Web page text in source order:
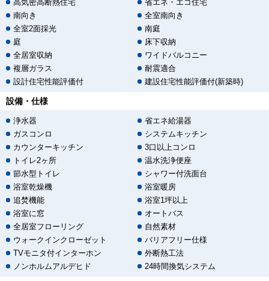
高気密高断熱住宅
省エネ・エコ住宅
南向き
全室南向き
全室2面採光
南庭
庭
床下収納
全居室収納
ワイドバルコニー
複層ガラス
耐震適合
設計住宅性能評価付
建設住宅性能評価付(新築時)
設備・仕様
浄水器
省エネ給湯器
ガスコンロ
システムキッチン
カウンターキッチン
3口以上コンロ
トイレ2ヶ所
温水洗浄便座
節水型トイレ
シャワー付洗面台
浴室乾燥機
浴室暖房
追焚機能
浴室1坪以上
浴室に窓
オートバス
全居室フローリング
自然素材
ウォークインクローゼット
バリアフリー仕様
TVモニタ付インターホン
外断熱工法
ノンホルムアルデヒド
24時間換気システム